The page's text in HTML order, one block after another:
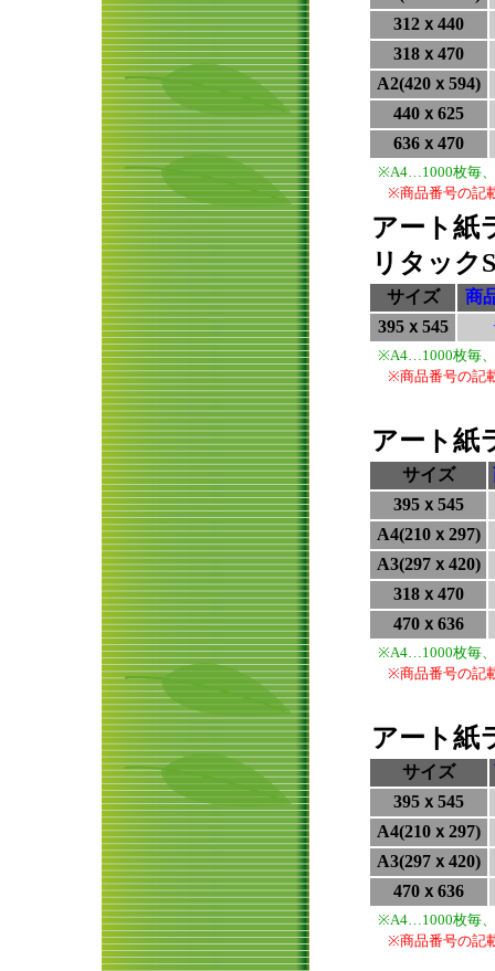
312ｘ440
318ｘ470
A2(420ｘ594)
440ｘ625
636ｘ470
※A4…1000枚毎、
※商品番号の記
アート紙
リタック
サイズ
商
395ｘ545
※A4…1000枚毎、
※商品番号の記
アート紙
サイズ
395ｘ545
A4(210ｘ297)
A3(297ｘ420)
318ｘ470
470ｘ636
※A4…1000枚毎、
※商品番号の記
アート紙
サイズ
395ｘ545
A4(210ｘ297)
A3(297ｘ420)
470ｘ636
※A4…1000枚毎、
※商品番号の記